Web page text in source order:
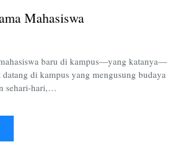
Mahasiswa
baru di kampus—yang katanya—
datang di kampus yang mengusung budaya
sehari-hari,…